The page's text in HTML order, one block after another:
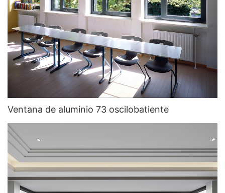
Ventana de aluminio 73 oscilobatiente